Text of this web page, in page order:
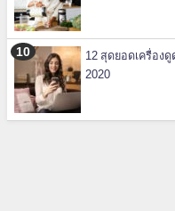
12 สุดยอดเครื่อง
2020